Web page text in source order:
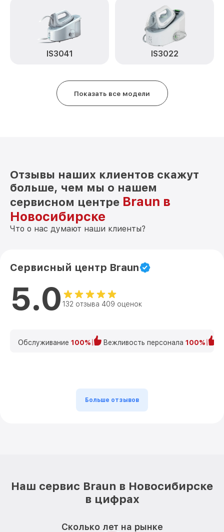
IS3041 IS3022
Показать все модели
Отзывы наших клиентов скажут
больше, чем мы о нашем
сервисном центре Braun в
Новосибирске
Что о нас думают наши клиенты?
Сервисный центр Braun
5.0 132 отзыва 409 оценок
Обслуживание 100% Вежливость персонала 100%
Больше отзывов
Наш сервис Braun в Новосибирске
в цифрах
Сколько лет на рынке